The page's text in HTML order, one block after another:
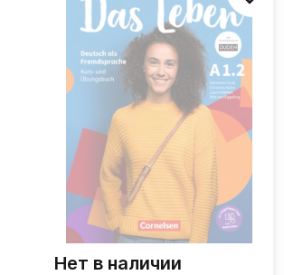
Линейка Das Leben дополнена
изучение языка в любое
прогресс.
Нет в наличии